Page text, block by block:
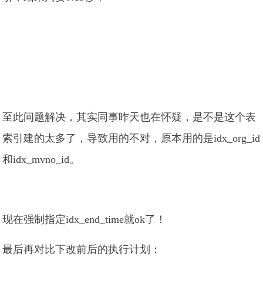
至此问题解决，其实同事昨天也在怀疑，是不是这个表
索引建的太多了，导致用的不对，原本用的是idx_org_id
和idx_mvno_id。
现在强制指定idx_end_time就ok了！
最后再对比下改前后的执行计划：